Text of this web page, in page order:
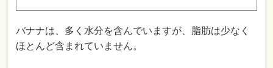
バナナは、多く水分を含んでいますが、脂肪は少なく
ほとんど含まれていません。